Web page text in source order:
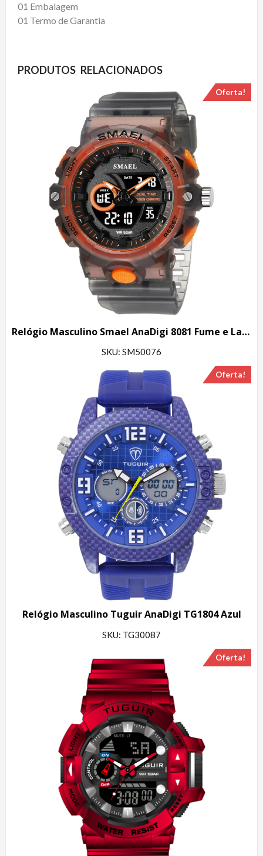
01 Embalagem
01 Termo de Garantia
PRODUTOS RELACIONADOS
Oferta!
Relógio Masculino Smael AnaDigi 8081 Fume e Laranja
SKU: SM50076
Oferta!
Relógio Masculino Tuguir AnaDigi TG1804 Azul
SKU: TG30087
Oferta!